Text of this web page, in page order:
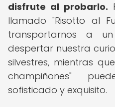
disfrute al probarlo.
llamado "Risotto al
transportarnos a
despertar nuestra
silvestres, mientras
champiñones"
sofisticado y exquisito.